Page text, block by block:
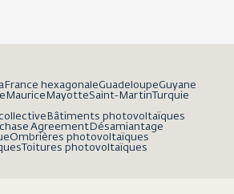
France hexagonaleGuadeloupeGuyane
Maurice MayotteSaint-MartinTurquie
Bâtiments photovoltaïques
Agreement Désamiantage
Ombrières photovoltaïques
Toitures photovoltaïques